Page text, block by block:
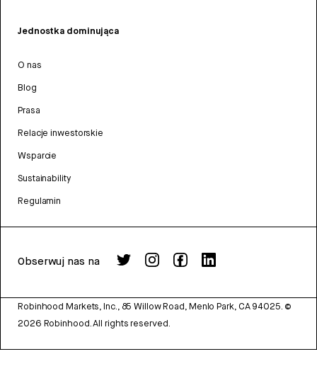
Jednostka dominująca
O nas
Blog
Prasa
Relacje inwestorskie
Wsparcie
Sustainability
Regulamin
Obserwuj nas na
Robinhood Markets, Inc., 85 Willow Road, Menlo Park, CA 94025. ©
2026 Robinhood. All rights reserved.